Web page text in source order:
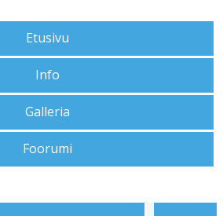
Etusivu
Info
Galleria
Foorumi